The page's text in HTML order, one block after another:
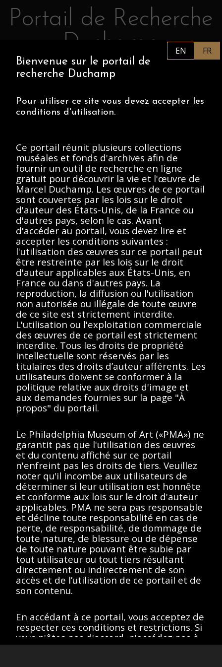
Retourner au contenu principal
Portail de Recherche
Duchamp
PHILADELPHIA MUSEUM OF
ART
Archives Marcel
Duchamp, 1912-
Present
Contenus Description
< Toutes les séries
Suzanne Duchamp dans l'atelier rue
Parmentier
Afficher éléments <<<
Aucun résultat
trouvé.
Veuillez essayer de
supprimer les filtres ou
essayez un autre terme
de recherche.
Afficher éléments << < >>>
Toutes les œuvres de ce site sont protégées par les lois sur
le droit d'auteur des États-Unis, de la France ou d'autres
pays, selon le cas, ou peuvent comporter certaines
restrictions quant à leur utilisation respective. L’ensemble des
conformer à la politique relative aux droits d'image et aux
demandes fournies sur la page "À propos" du portail.
Site version : 1.0
EN FR
Bienvenue sur le portail de
recherche Duchamp
Pour utiliser ce site vous devez accepter les
conditions d'utilisation.
Ce portail réunit plusieurs collections
muséales et fonds d'archives afin de
fournir un outil de recherche en ligne
gratuit pour découvrir la vie et l'œuvre de
Marcel Duchamp. Les œuvres de ce portail
sont couvertes par les lois sur le droit
d'auteur des États-Unis, de la France ou
d'autres pays, selon le cas. Avant
d'accéder au portail, vous devez lire et
accepter les conditions suivantes :
l'utilisation des œuvres sur ce portail peut
être restreinte par les lois sur le droit
d'auteur applicables aux États-Unis, en
France ou dans d'autres pays. La
reproduction, la diffusion ou l'utilisation
non autorisée ou illégale de toute œuvre
de ce site est strictement interdite.
L'utilisation ou l'exploitation commerciale
des œuvres de ce portail est strictement
interdite. Tous les droits de propriété
intellectuelle sont réservés par les
titulaires des droits d’auteur afférents. Les
utilisateurs doivent se conformer à la
politique relative aux droits d'image et
aux demandes fournies sur la page "À
propos" du portail.
Le Philadelphia Museum of Art («PMA») ne
garantit pas que l'utilisation des œuvres
et du contenu affiché sur ce portail
n'enfreint pas les droits de tiers. Veuillez
noter qu'il incombe aux utilisateurs de
déterminer si leur utilisation est honnête
et conforme aux lois sur le droit d'auteur
applicables. PMA ne sera pas responsable
et décline toute responsabilité en cas de
perte, de responsabilité, de dommage de
toute nature, de blessure ou de dépense
de toute nature pouvant être subie par
tout utilisateur ou tout tiers résultant
directement ou indirectement de son
accès et de l’utilisation de ce portail et de
son contenu.
En accédant à ce portail, vous acceptez de
respecter ces conditions et restrictions. Si
vous n'êtes pas d'accord, n'accédez pas à
ce portail.